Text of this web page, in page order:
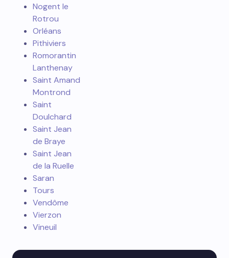
Nogent le
Rotrou
Orléans
Pithiviers
Romorantin
Lanthenay
Saint Amand
Montrond
Saint
Doulchard
Saint Jean
de Braye
Saint Jean
de la Ruelle
Saran
Tours
Vendôme
Vierzon
Vineuil